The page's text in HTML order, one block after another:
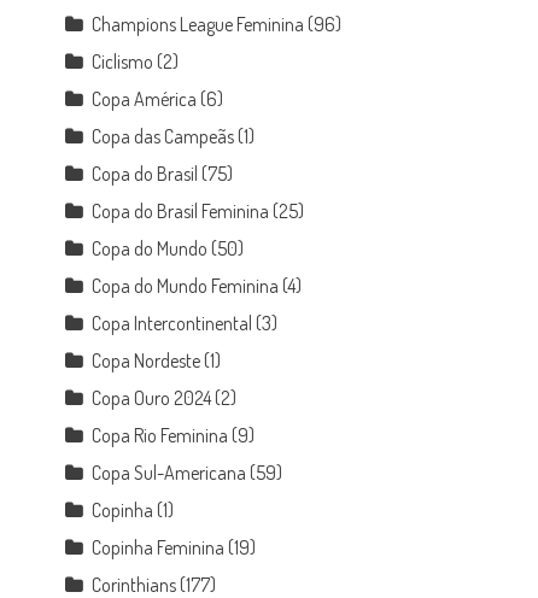
Champions League Feminina (96)
Ciclismo (2)
Copa América (6)
Copa das Campeãs (1)
Copa do Brasil (75)
Copa do Brasil Feminina (25)
Copa do Mundo (50)
Copa do Mundo Feminina (4)
Copa Intercontinental (3)
Copa Nordeste (1)
Copa Ouro 2024(2)
Copa Rio Feminina (9)
Copa Sul-Americana (59)
Copinha (1)
Copinha Feminina (19)
Corinthians (177)